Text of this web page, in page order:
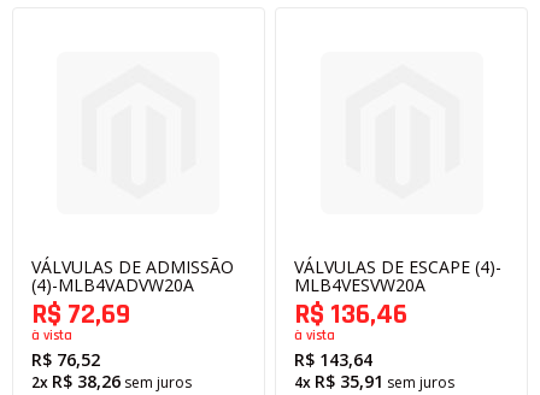
VÁLVULAS DE ADMISSÃO
(4)-MLB4VADVW20A
R$ 76,52
R$ 72,69
à vista
2x R$ 38,26 sem juros
VÁLVULAS DE ESCAPE (4)-
MLB4VESVW20A
R$ 143,64
R$ 136,46
à vista
4x R$ 35,91 sem juros